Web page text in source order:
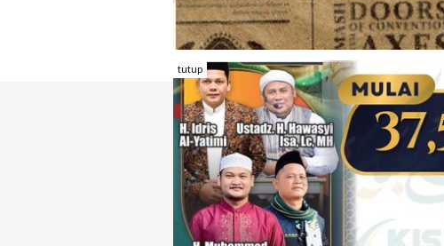
TENTANG RAMBU KOTA REDAKSI
KONTAK KAMI
FORM PENGADUAN
KARIR
tutup